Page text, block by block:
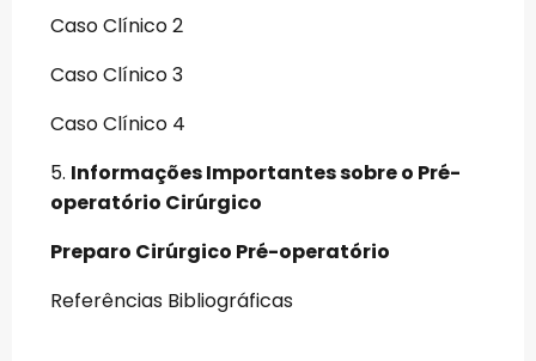
Caso Clínico 2
Caso Clínico 3
Caso Clínico 4
5. Informações Importantes sobre o Pré-
operatório Cirúrgico
Preparo Cirúrgico Pré-operatório
Referências Bibliográficas